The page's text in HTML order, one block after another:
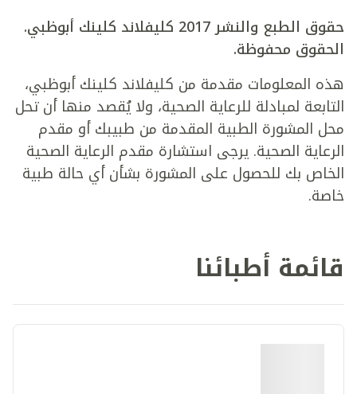
حقوق الطبع والنشر 2017 كليفلاند كلينك أبوظبي.
الحقوق محفوظة.
هذه المعلومات مقدمة من كليفلاند كلينك أبوظبي،
التابعة لمبادلة للرعاية الصحية، ولا يُقصد منها أن تحل
محل المشورة الطبية المقدمة من طبيبك أو مقدم
الرعاية الصحية. يرجى استشارة مقدم الرعاية الصحية
الخاص بك للحصول على المشورة بشأن أي حالة طبية
خاصة.
قائمة أطبائنا